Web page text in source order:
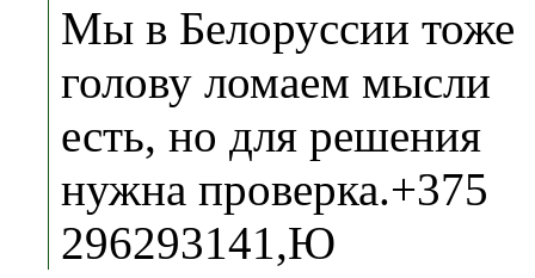
Мы в Белоруссии тоже
голову ломаем мысли
есть, но для решения
нужна проверка.+375
296293141,Ю